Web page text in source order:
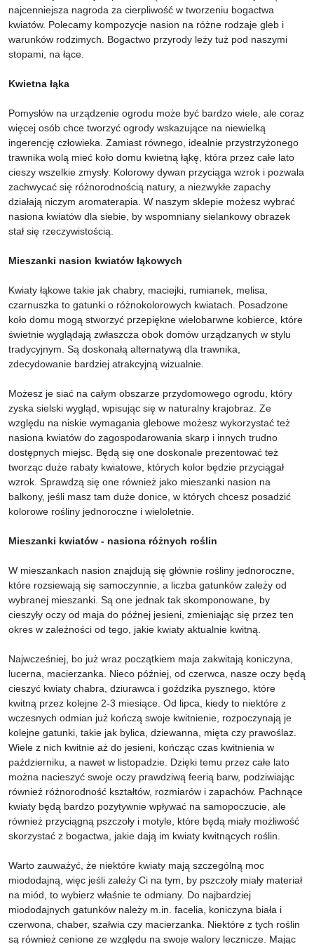
najcenniejsza nagroda za cierpliwość w tworzeniu bogactwa
kwiatów. Polecamy kompozycje nasion na różne rodzaje gleb i
warunków rodzimych. Bogactwo przyrody leży tuż pod naszymi
stopami, na łące.
Kwietna łąka
Pomysłów na urządzenie ogrodu może być bardzo wiele, ale coraz
więcej osób chce tworzyć ogrody wskazujące na niewielką
ingerencję człowieka. Zamiast równego, idealnie przystrzyżonego
trawnika wolą mieć koło domu kwietną łąkę, która przez całe lato
cieszy wszelkie zmysły. Kolorowy dywan przyciąga wzrok i pozwala
zachwycać się różnorodnością natury, a niezwykłe zapachy
działają niczym aromaterapia. W naszym sklepie możesz wybrać
nasiona kwiatów dla siebie, by wspomniany sielankowy obrazek
stał się rzeczywistością.
Mieszanki nasion kwiatów łąkowych
Kwiaty łąkowe takie jak chabry, maciejki, rumianek, melisa,
czarnuszka to gatunki o różnokolorowych kwiatach. Posadzone
koło domu mogą stworzyć przepiękne wielobarwne kobierce, które
świetnie wyglądają zwłaszcza obok domów urządzanych w stylu
tradycyjnym. Są doskonałą alternatywą dla trawnika,
zdecydowanie bardziej atrakcyjną wizualnie.
Możesz je siać na całym obszarze przydomowego ogrodu, który
zyska sielski wygląd, wpisując się w naturalny krajobraz. Ze
względu na niskie wymagania glebowe możesz wykorzystać też
nasiona kwiatów do zagospodarowania skarp i innych trudno
dostępnych miejsc. Będą się one doskonale prezentować też
tworząc duże rabaty kwiatowe, których kolor będzie przyciągał
wzrok. Sprawdzą się one również jako mieszanki nasion na
balkony, jeśli masz tam duże donice, w których chcesz posadzić
kolorowe rośliny jednoroczne i wieloletnie.
Mieszanki kwiatów - nasiona różnych roślin
W mieszankach nasion znajdują się głównie rośliny jednoroczne,
które rozsiewają się samoczynnie, a liczba gatunków zależy od
wybranej mieszanki. Są one jednak tak skomponowane, by
cieszyły oczy od maja do późnej jesieni, zmieniając się przez ten
okres w zależności od tego, jakie kwiaty aktualnie kwitną.
Najwcześniej, bo już wraz początkiem maja zakwitają koniczyna,
lucerna, macierzanka. Nieco później, od czerwca, nasze oczy będą
cieszyć kwiaty chabra, dziurawca i goździka pysznego, które
kwitną przez kolejne 2-3 miesiące. Od lipca, kiedy to niektóre z
wczesnych odmian już kończą swoje kwitnienie, rozpoczynają je
kolejne gatunki, takie jak bylica, dziewanna, mięta czy prawoślaz.
Wiele z nich kwitnie aż do jesieni, kończąc czas kwitnienia w
październiku, a nawet w listopadzie. Dzięki temu przez całe lato
można nacieszyć swoje oczy prawdziwą feerią barw, podziwiając
również różnorodność kształtów, rozmiarów i zapachów. Pachnące
kwiaty będą bardzo pozytywnie wpływać na samopoczucie, ale
również przyciągną pszczoły i motyle, które będą miały możliwość
skorzystać z bogactwa, jakie dają im kwiaty kwitnących roślin.
Warto zauważyć, że niektóre kwiaty mają szczególną moc
miododajną, więc jeśli zależy Ci na tym, by pszczoły miały materiał
na miód, to wybierz właśnie te odmiany. Do najbardziej
miododajnych gatunków należy m.in. facelia, koniczyna biała i
czerwona, chaber, szałwia czy macierzanka. Niektóre z tych roślin
są również cenione ze względu na swoje walory lecznicze. Mając